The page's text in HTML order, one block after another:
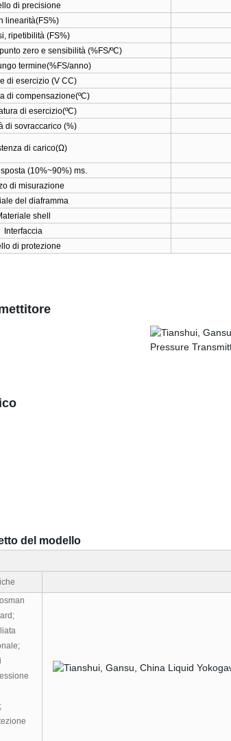
di precisione
linearità(FS%)
,ripetibilità(FS%)
zero e sensibilità(%FS/ºC)
termine(%FS/anno)
di esercizio(V CC)
di compensazione(ºC)
di esercizio(ºC)
di sovraccarico (%)
di carico(Ω)
(10%~90%) ms.
di misurazione
del diaframma
shell
Interfaccia
di protezione
del modello
;
;
;